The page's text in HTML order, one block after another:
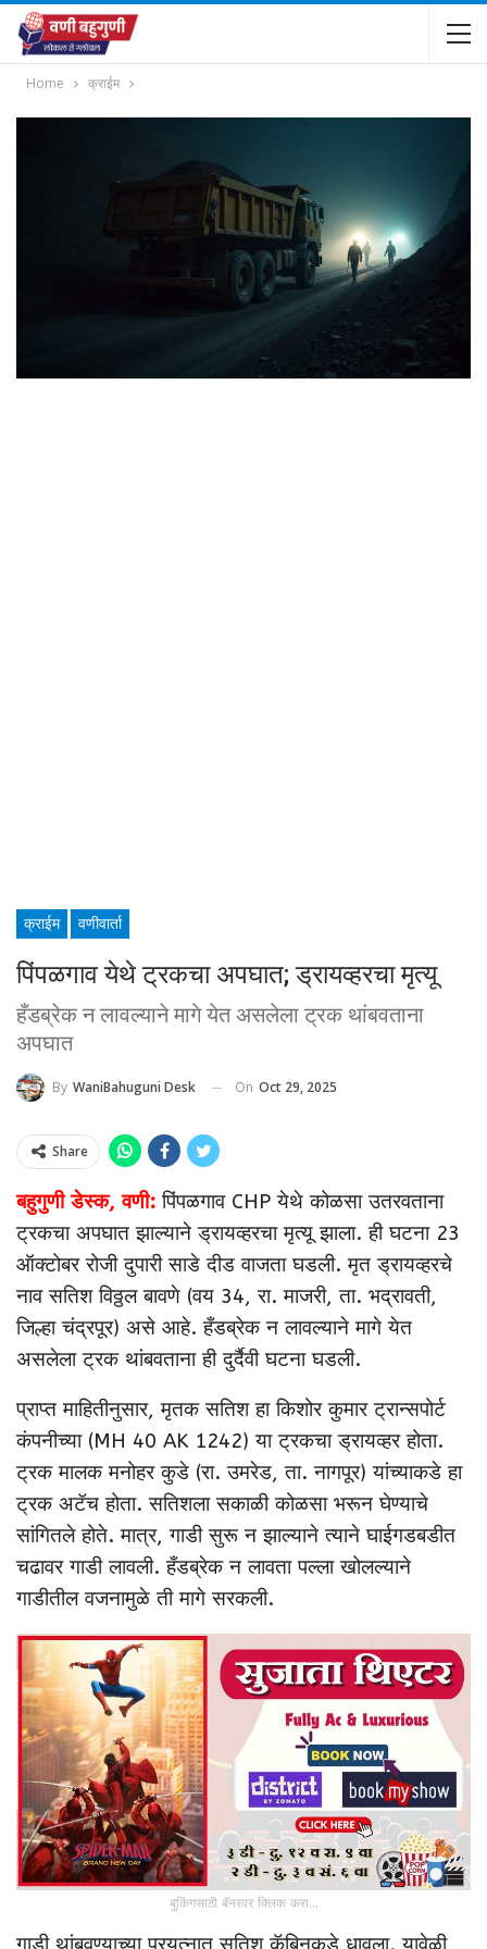
Home क्राईम
क्राईम वणीवार्ता
पिंपळगाव येथे ट्रकचा अपघात; ड्रायव्हरचा मृत्यू
हँडब्रेक न लावल्याने मागे येत असलेला ट्रक थांबवताना
अपघात
By WaniBahuguni Desk On Oct 29, 2025
Share
बहुगुणी डेस्क, वणी: पिंपळगाव CHP येथे कोळसा उतरवताना
ट्रकचा अपघात झाल्याने ड्रायव्हरचा मृत्यू झाला. ही घटना 23
ऑक्टोबर रोजी दुपारी साडे दीड वाजता घडली. मृत ड्रायव्हरचे
नाव सतिश विठ्ठल बावणे (वय 34, रा. माजरी, ता. भद्रावती,
जिल्हा चंद्रपूर) असे आहे. हँडब्रेक न लावल्याने मागे येत
असलेला ट्रक थांबवताना ही दुर्दैवी घटना घडली.
प्राप्त माहितीनुसार, मृतक सतिश हा किशोर कुमार ट्रान्सपोर्ट
कंपनीच्या (MH 40 AK 1242) या ट्रकचा ड्रायव्हर होता.
ट्रक मालक मनोहर कुडे (रा. उमरेड, ता. नागपूर) यांच्याकडे हा
ट्रक अटॅच होता. सतिशला सकाळी कोळसा भरून घेण्याचे
सांगितले होते. मात्र, गाडी सुरू न झाल्याने त्याने घाईगडबडीत
चढावर गाडी लावली. हँडब्रेक न लावता पल्ला खोलल्याने
गाडीतील वजनामुळे ती मागे सरकली.
बुकिंगसाठी बॅनरवर क्लिक करा...
गाडी थांबवण्याच्या प्रयत्नात सतिश कॅबिनकडे धावला. यावेळी